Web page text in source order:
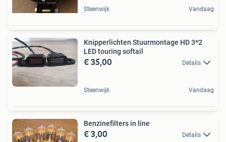
Steenwijk Vandaag
Knipperlichten Stuurmontage HD 3*2
LED touring softail
€ 35,00 Details
Steenwijk Vandaag
Benzinefilters in line
€ 3,00 Details